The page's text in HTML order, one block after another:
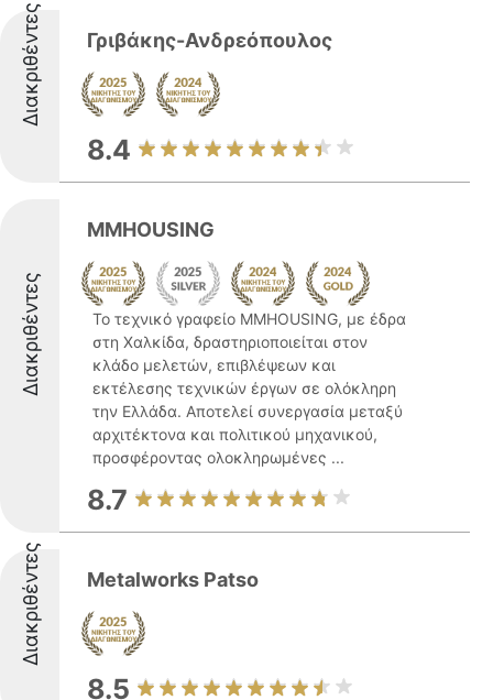
Διακριθέντες Γριβάκης-Ανδρεόπουλος
8.4
Διακριθέντες
MMHOUSING
Το τεχνικό γραφείο MMHOUSING, με έδρα
στη Χαλκίδα, δραστηριοποιείται στον
κλάδο μελετών, επιβλέψεων και
εκτέλεσης τεχνικών έργων σε ολόκληρη
την Ελλάδα. Αποτελεί συνεργασία μεταξύ
αρχιτέκτονα και πολιτικού μηχανικού,
προσφέροντας ολοκληρωμένες ...
8.7
Διακριθέντες Metalworks Patso
8.5